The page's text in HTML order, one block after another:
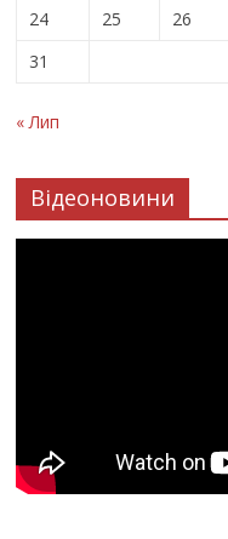
24
25 26
31
« Лип
Відеоновини